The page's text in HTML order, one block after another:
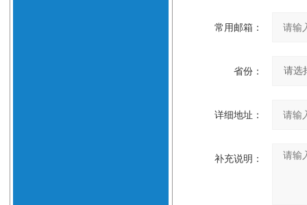
常用邮箱：
省份：
详细地址：
补充说明：